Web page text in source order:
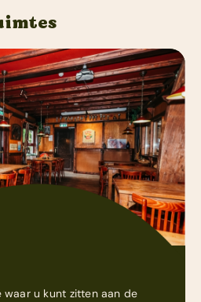
waar u kunt zitten aan de